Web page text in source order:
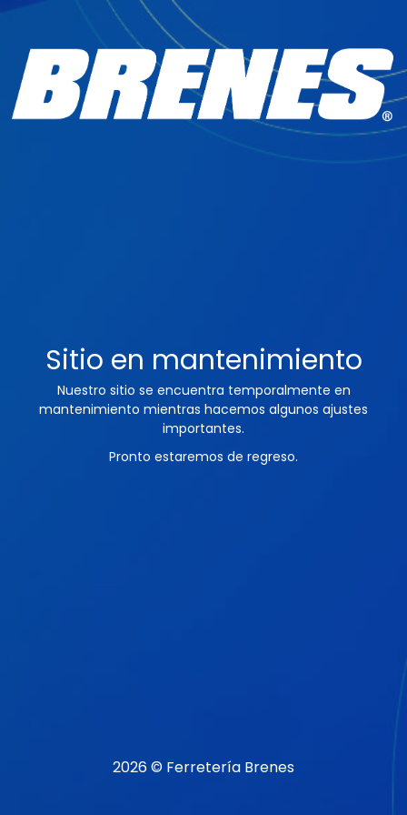
Sitio en mantenimiento
Nuestro sitio se encuentra temporalmente en
mantenimiento mientras hacemos algunos ajustes
importantes.
Pronto estaremos de regreso.
2026 © Ferretería Brenes